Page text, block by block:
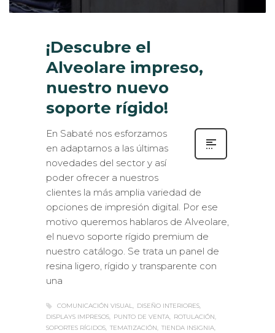
¡Descubre el
Alveolare impreso,
nuestro nuevo
soporte rígido!
En Sabaté nos esforzamos
en adaptarnos a las últimas
novedades del sector y así
poder ofrecer a nuestros
clientes la más amplia variedad de
opciones de impresión digital. Por ese
motivo queremos hablaros de Alveolare,
el nuevo soporte rígido premium de
nuestro catálogo. Se trata un panel de
resina ligero, rígido y transparente con
una
COMUNICACIÓN VISUAL
DISEÑO INTERIORES
DISPLAYS IMPRESOS
PUNTO DE VENTA
ROTULACIÓN
SOPORTES RÍGIDOS TEMATIZACIÓN TIENDA INSIGNIA